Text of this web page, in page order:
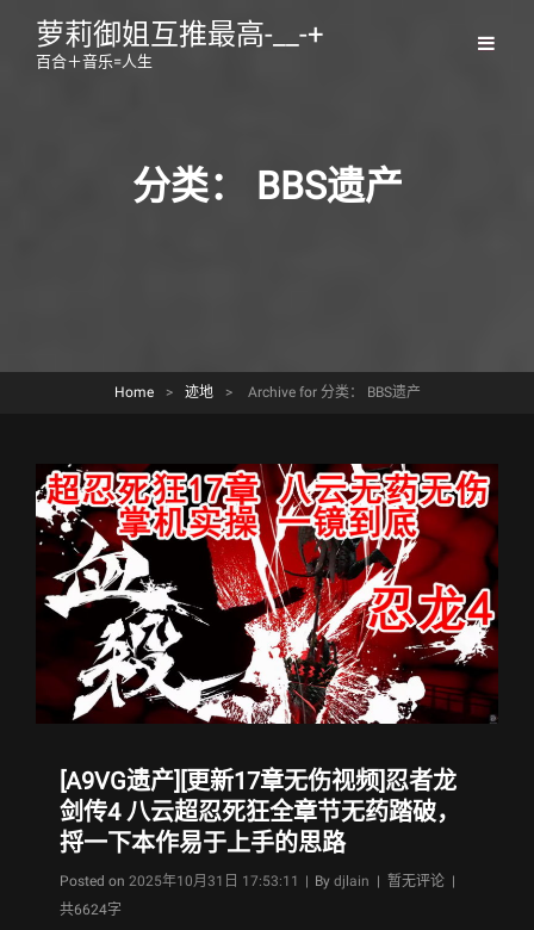
萝莉御姐互推最高-__-+
百合＋音乐=人生
分类： BBS遗产
Home > 迹地 > Archive for 分类： BBS遗产
[A9VG遗产][更新17章无伤视频]忍者龙
剑传4 八云超忍死狂全章节无药踏破，
捋一下本作易于上手的思路
Posted on 2025年10月31日 17:53:11 | By Byline
djlain | 暂无评论 |
共6624字